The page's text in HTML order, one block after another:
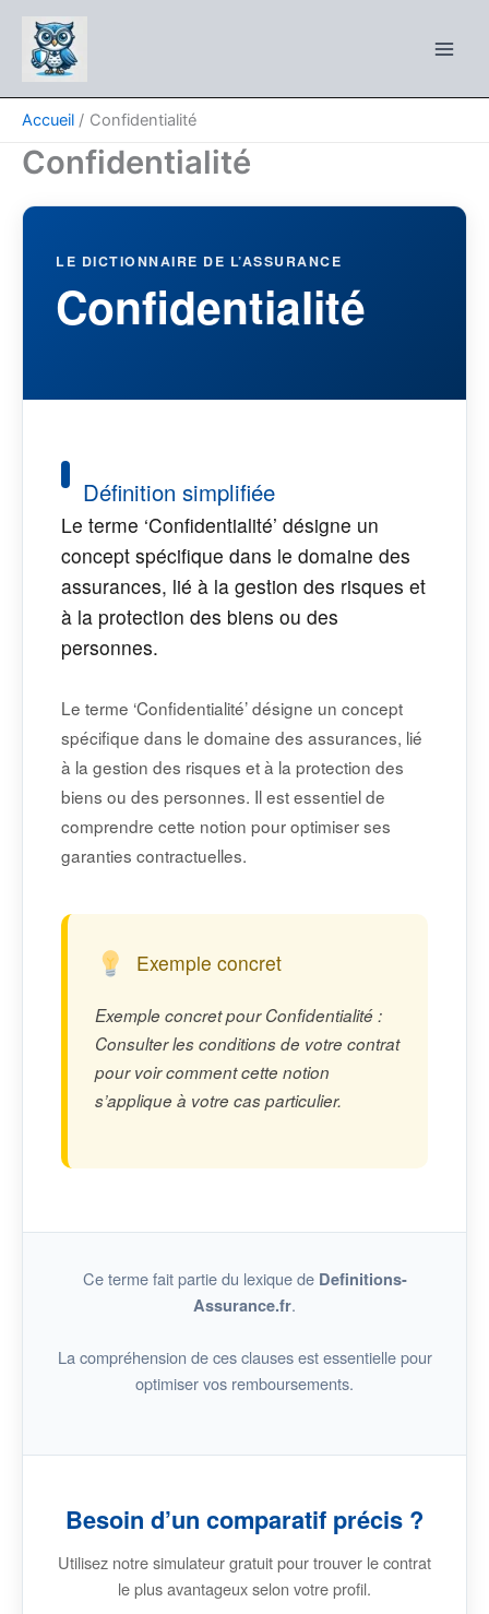
contenu
Accueil Confidentialité
Confidentialité
LE DICTIONNAIRE DE L’ASSURANCE
Confidentialité
Définition simplifiée
Le terme ‘Confidentialité’ désigne un
concept spécifique dans le domaine des
assurances, lié à la gestion des risques et
à la protection des biens ou des
personnes.
Le terme ‘Confidentialité’ désigne un concept
spécifique dans le domaine des assurances, lié
à la gestion des risques et à la protection des
biens ou des personnes. Il est essentiel de
comprendre cette notion pour optimiser ses
garanties contractuelles.
Exemple concret
Exemple concret pour Confidentialité :
Consulter les conditions de votre contrat
pour voir comment cette notion
s’applique à votre cas particulier.
Ce terme fait partie du lexique de Definitions-
Assurance.fr.
La compréhension de ces clauses est essentielle pour
optimiser vos remboursements.
Besoin d’un comparatif précis ?
Utilisez notre simulateur gratuit pour trouver le contrat
le plus avantageux selon votre profil.